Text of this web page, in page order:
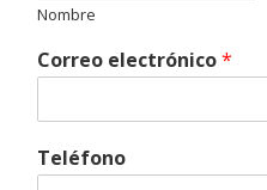
Nombre
Correo electrónico*
Teléfono